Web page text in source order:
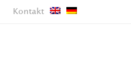
Kontakt